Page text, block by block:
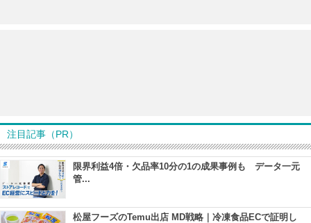
注目記事（PR）
限界利益4倍・欠品率10分の1の成果事例も データ一元
管...
松屋フーズのTemu出店 MD戦略｜冷凍食品ECで証明し